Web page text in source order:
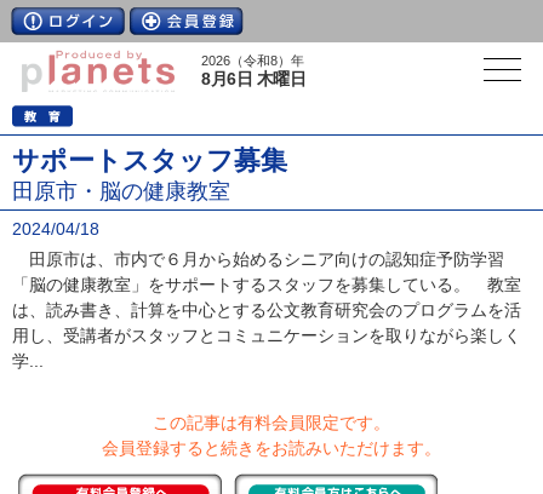
2026（令和8）年
8月6日 木曜日
サポートスタッフ募集
田原市・脳の健康教室
2024/04/18
田原市は、市内で６月から始めるシニア向けの認知症予防学習
「脳の健康教室」をサポートするスタッフを募集している。 教室
は、読み書き、計算を中心とする公文教育研究会のプログラムを活
用し、受講者がスタッフとコミュニケーションを取りながら楽しく
学...
この記事は有料会員限定です。
会員登録すると続きをお読みいただけます。